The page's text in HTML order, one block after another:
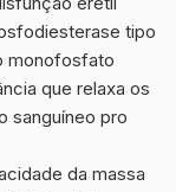
tipo
monofosfato
que relaxa os
sanguíneo pro
da massa